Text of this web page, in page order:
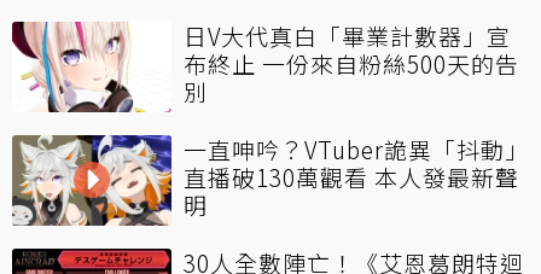
日V大代真白「畢業計數器」宣
布終止 一份來自粉絲500天的告
別
一直呻吟？VTuber詭異「抖動」
直播破130萬觀看 本人發最新聲
明
30人全數陣亡！《艾恩葛朗特迴